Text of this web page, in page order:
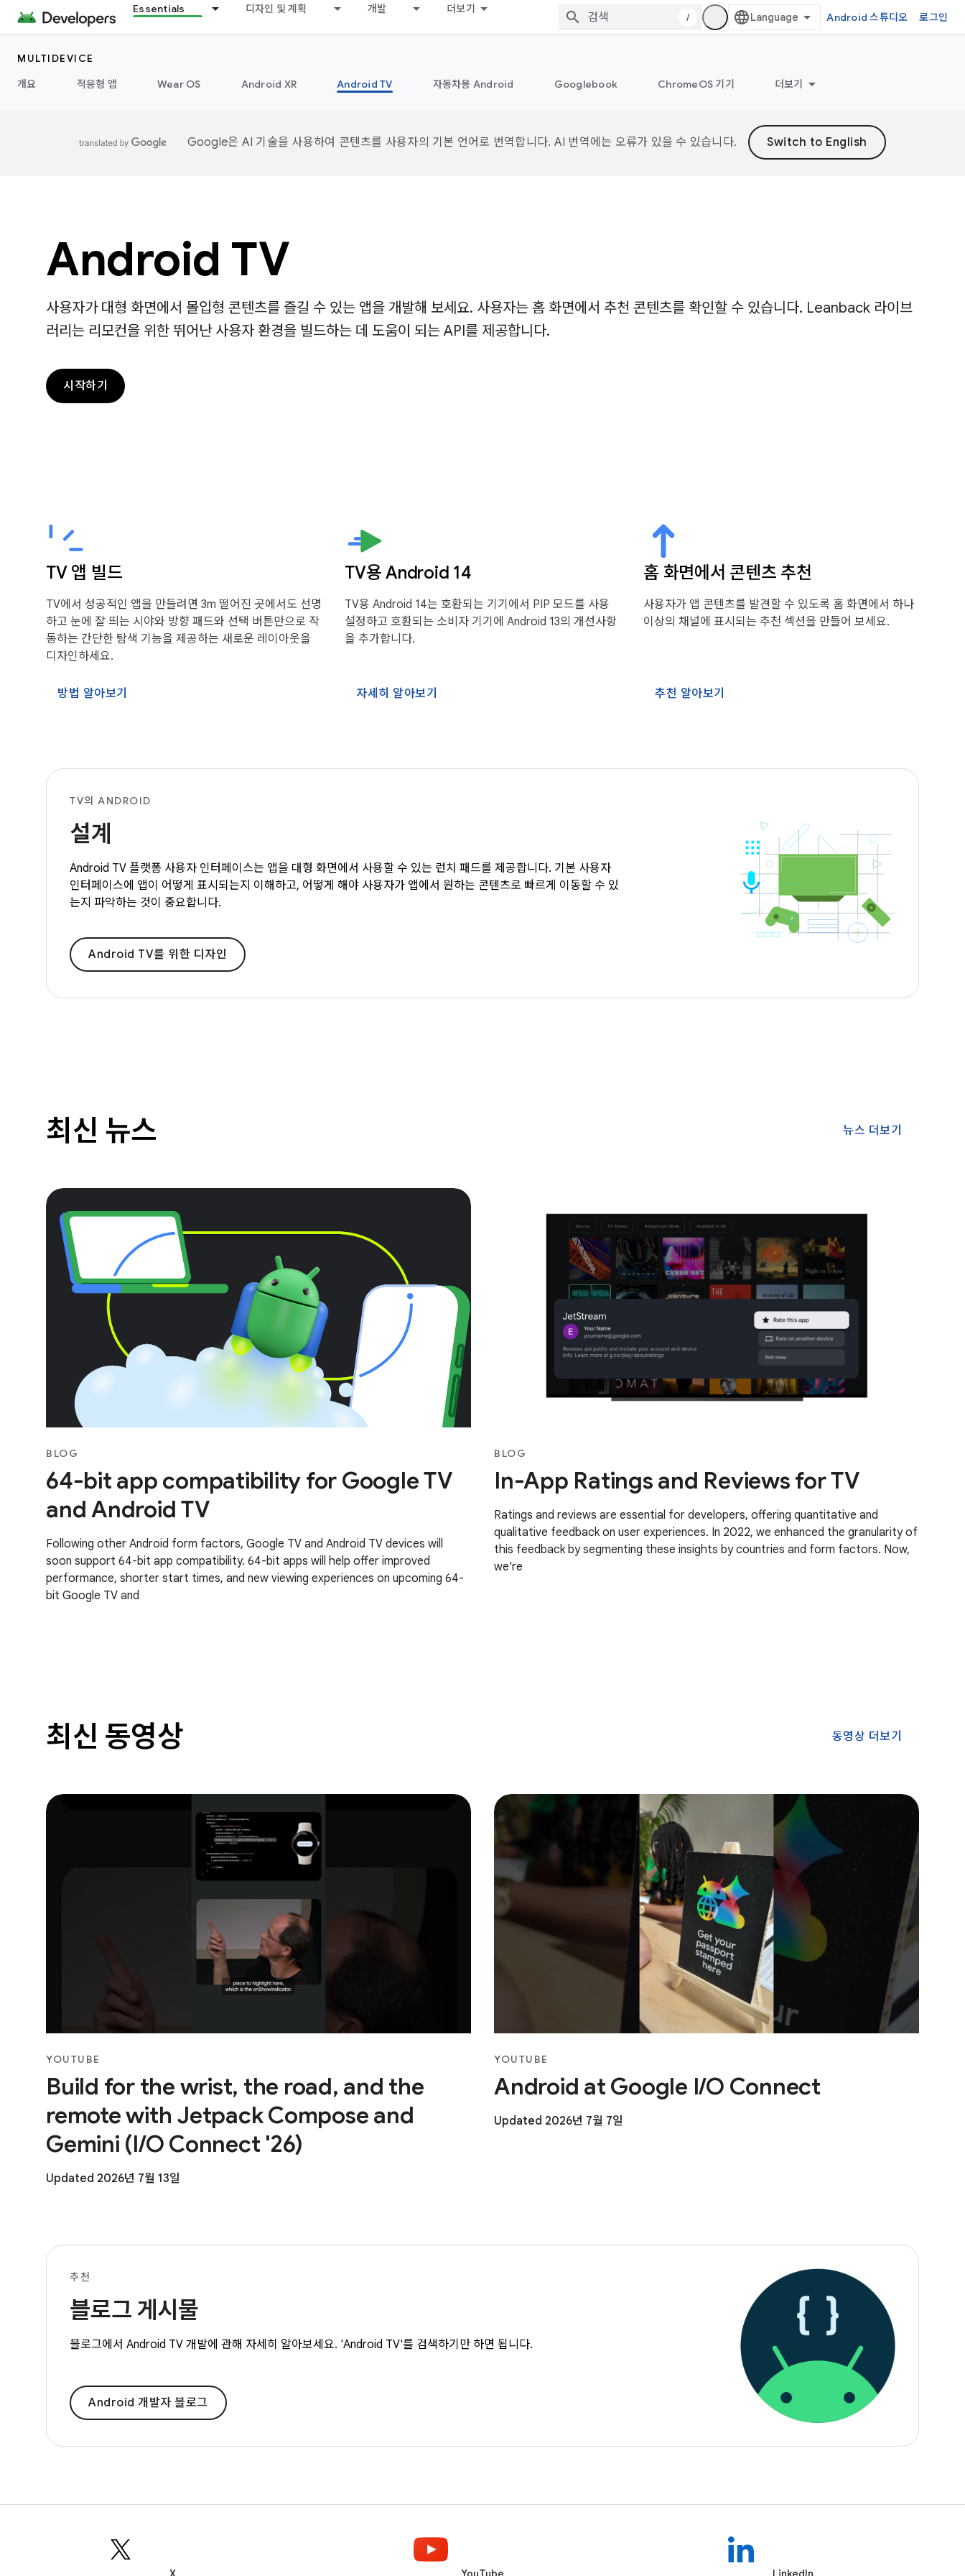
Essentials 디자인 및 계획 개발 더보기
/ Android 스튜디오 로그인
MULTIDEVICE
개요
적응형 앱 Wear OS Android XR Android TV 자동차용 Android Googlebook ChromeOS 기기 더보기
Google은 AI 기술을 사용하여 콘텐츠를 사용자의 기본 언어로 번역합니다. AI 번역에는 오류가 있을 수 있습니다.
Android TV
사용자가 대형 화면에서 몰입형 콘텐츠를 즐길 수 있는 앱을 개발해 보세요. 사용자는 홈 화면에서 추천 콘텐츠를 확인할 수 있습니다. Leanback 라이브
러리는 리모컨을 위한 뛰어난 사용자 환경을 빌드하는 데 도움이 되는 API를 제공합니다.
시작하기
TV 앱 빌드
TV에서 성공적인 앱을 만들려면 3m 떨어진 곳에서도 선명
하고 눈에 잘 띄는 시야와 방향 패드와 선택 버튼만으로 작
동하는 간단한 탐색 기능을 제공하는 새로운 레이아웃을
디자인하세요.
방법 알아보기
TV용 Android 14
TV용 Android 14는 호환되는 기기에서 PIP 모드를 사용
설정하고 호환되는 소비자 기기에 Android 13의 개선사항
을 추가합니다.
자세히 알아보기
홈 화면에서 콘텐츠 추천
사용자가 앱 콘텐츠를 발견할 수 있도록 홈 화면에서 하나
이상의 채널에 표시되는 추천 섹션을 만들어 보세요.
추천 알아보기
TV의 ANDROID
설계
Android TV 플랫폼 사용자 인터페이스는 앱을 대형 화면에서 사용할 수 있는 런치 패드를 제공합니다. 기본 사용자
인터페이스에 앱이 어떻게 표시되는지 이해하고, 어떻게 해야 사용자가 앱에서 원하는 콘텐츠로 빠르게 이동할 수 있
는지 파악하는 것이 중요합니다.
Android TV를 위한 디자인
최신 뉴스 뉴스 더보기
BLOG
64-bit app compatibility for Google TV
and Android TV
Following other Android form factors, Google TV and Android TV devices will
soon support 64-bit app compatibility. 64-bit apps will help offer improved
performance, shorter start times, and new viewing experiences on upcoming 64-
bit Google TV and
BLOG
In-App Ratings and Reviews for TV
Ratings and reviews are essential for developers, offering quantitative and
qualitative feedback on user experiences. In 2022, we enhanced the granularity of
this feedback by segmenting these insights by countries and form factors. Now,
we're
최신 동영상 동영상 더보기
YOUTUBE
Build for the wrist, the road, and the
remote with Jetpack Compose and
Gemini (I/O Connect '26)
Updated 2026년 7월 13일
YOUTUBE
Android at Google I/O Connect
Updated 2026년 7월 7일
추천
블로그 게시물
블로그에서 Android TV 개발에 관해 자세히 알아보세요. 'Android TV'를 검색하기만 하면 됩니다.
Android 개발자 블로그